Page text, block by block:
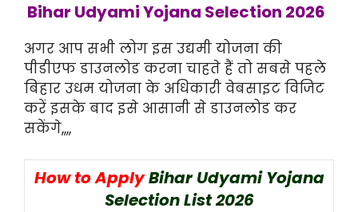
Bihar Udyami Yojana Selection 2026
अगर आप सभी लोग इस उद्यमी योजना की
पीडीएफ डाउनलोड करना चाहते हैं तो सबसे पहले
बिहार उधम योजना के अधिकारी वेबसाइट विजिट
करें इसके बाद इसे आसानी से डाउनलोड कर
सकेंगे,,,,
How to ApplyBihar Udyami Yojana
Selection List 2026